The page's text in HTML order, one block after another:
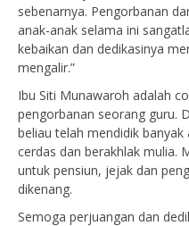
sebenarnya. Pengorbanan
anak-anak selama ini
kebaikan dan dedikasinya
mengalir.”
Ibu Siti Munawaroh adalah
pengorbanan seorang guru.
beliau telah mendidik
cerdas dan berakhlak mulia.
untuk pensiun, jejak dan
dikenang.
Semoga perjuangan dan